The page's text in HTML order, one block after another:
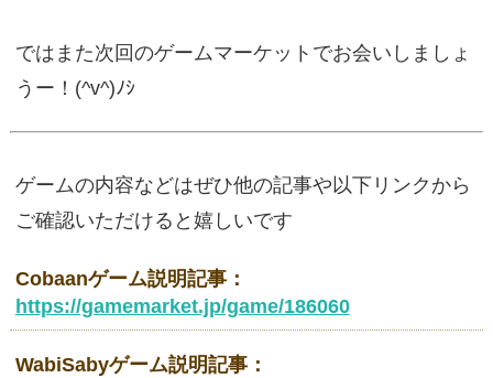
ではまた次回のゲームマーケットでお会いしましょ
うー！(^v^)ﾉｼ
ゲームの内容などはぜひ他の記事や以下リンクから
ご確認いただけると嬉しいです
Cobaanゲーム説明記事：
https://gamemarket.jp/game/186060
WabiSabyゲーム説明記事：